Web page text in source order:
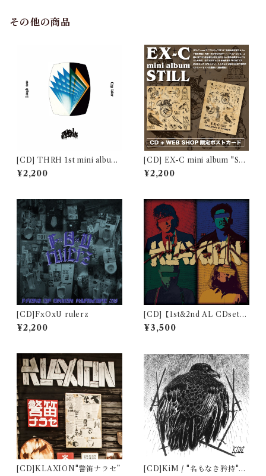
その他の商品
[CD] THRH 1st mini album
"Laugh now, Cry later"
¥2,200
[CD] EX-C mini album "STI
LL" + ジャケットポストカー
ドSET
¥2,200
[CD]FxOxU rulerz
¥2,200
[CD]【1st&2nd AL CDset】
KLAXION 2nd FULL ALB
UM 「アヴァンギャルド」+ 1
¥3,500
[CD]KLAXION"警笛ナラセ”
[CD]KiM / "名もなき矜持"再